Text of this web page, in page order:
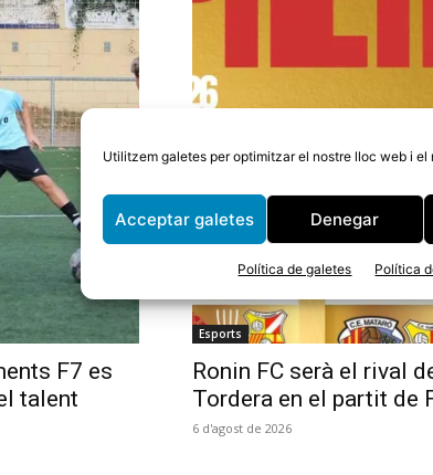
Utilitzem galetes per optimitzar el nostre lloc web i el
Acceptar galetes Denegar
Política de galetes Política
F7 es
talent
Esports
Ronin FC serà el rival
Tordera en el partit de
6 d'agost de 2026